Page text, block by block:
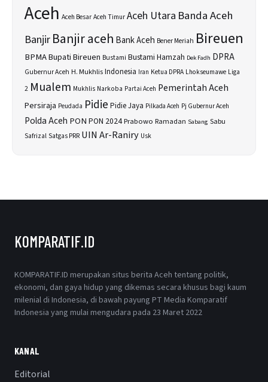
Aceh Aceh BesarAceh TimurAceh Utara Banda Aceh
BanjirBanjir aceh Bank Aceh Bener Meriah Bireuen
BPMABupati Bireuen Bustami Bustami Hamzah Dek Fadh DPRA
Gubernur Aceh H. MukhlisIndonesia Iran Ketua DPRA Lhokseumawe Liga
2 Mualem Mukhlis Narkoba Partai Aceh Pemerintah Aceh
Persiraja Peudada Pidie Pidie Jaya Pilkada Aceh Pj Gubernur Aceh
Polda Aceh PON PON 2024Prabowo Ramadan Sabang Sabu
SafrizalSatgas PRR UIN Ar-Raniry Usk
KOMPARATIF.ID
KOMPARATIF.ID merupakan situs berita Aceh tentang politik,
ekonomi, dan gaya hidup yang dikemas secara khusus bagi kaum
milenial di Indonesia, di bawah payung PT Media Komparatif
Indonesia yang mulai mengudara pada 23 Maret 2022
KANAL
Editorial